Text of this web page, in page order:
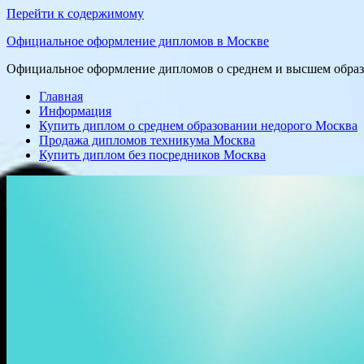
Перейти к содержимому
Официальное оформление дипломов в Москве
Официальное оформление дипломов о среднем и высшем
Главная
Информация
Купить диплом о среднем образовании недорого Москва
Продажа дипломов техникума Москва
Купить диплом без посредников Москва